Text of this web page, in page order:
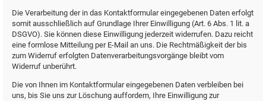
Die Verarbeitung der in das Kontaktformular eingegebenen Daten erfolgt
somit ausschließlich auf Grundlage Ihrer Einwilligung (Art. 6 Abs. 1 lit. a
DSGVO). Sie können diese Einwilligung jederzeit widerrufen. Dazu reicht
eine formlose Mitteilung per E-Mail an uns. Die Rechtmäßigkeit der bis
zum Widerruf erfolgten Datenverarbeitungsvorgänge bleibt vom
Widerruf unberührt.
Die von Ihnen im Kontaktformular eingegebenen Daten verbleiben bei
uns, bis Sie uns zur Löschung auffordern, Ihre Einwilligung zur